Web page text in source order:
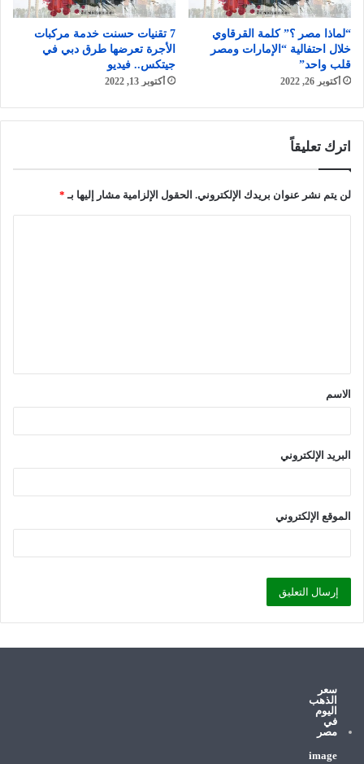
“لماذا مصر ؟” كلمة القرقاوي
خلال احتفالية “الإمارات ومصر
قلب واحد”
أكتوبر 26, 2022
7 تقنيات حسنت خدمة مركبات
الأجرة تعرضها طرق دبي في
جيتكس.. فيديو
أكتوبر 13, 2022
اترك تعليقاً
لن يتم نشر عنوان بريدك الإلكتروني. الحقول الإلزامية مشار إليها بـ *
ق
*الاسم
البريد الإلكتروني
الموقع الإلكتروني
سعر
الذهب
اليوم
في
مصر
image